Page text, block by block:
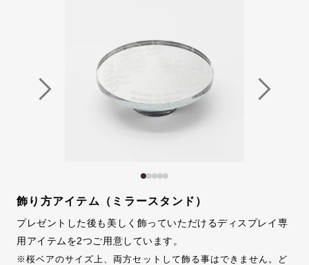
飾り方アイテム（ミラースタンド）
プレゼントした後も美しく飾っていただけるディスプレイ専
用アイテムを2つご用意しています。
※桜ベアのサイズ上、両方セットして飾る事はできません。ど